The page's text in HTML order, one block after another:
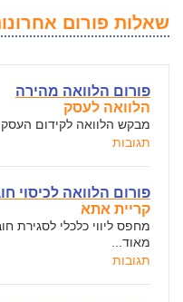
שאלות פורום
פורום הלוואה מהירה
הלוואה לעסק
מבקש הלוואה לקידום העסק
תגובות
פורום הלוואה לכיסוי
קריית אתא
מחפס ליווי כלכלי לסגירת
מאוד...
תגובות